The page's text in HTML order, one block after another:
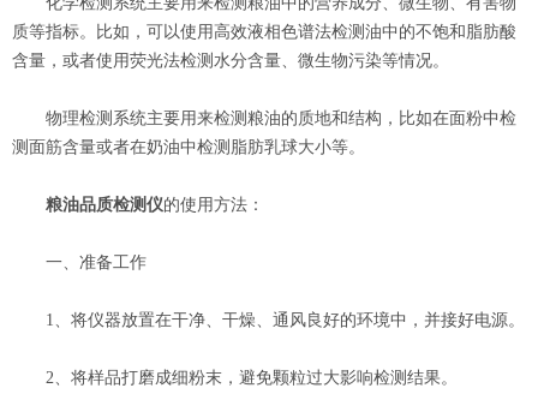
质等指标。比如，可以使用高效液相色谱法检测油中的不饱和脂肪酸
含量，或者使用荧光法检测水分含量、微生物污染等情况。
物理检测系统主要用来检测粮油的质地和结构，比如在面粉中检
测面筋含量或者在奶油中检测脂肪乳球大小等。
粮油品质检测仪的使用方法：
一、准备工作
1、将仪器放置在干净、干燥、通风良好的环境中，并接好电源。
2、将样品打磨成细粉末，避免颗粒过大影响检测结果。